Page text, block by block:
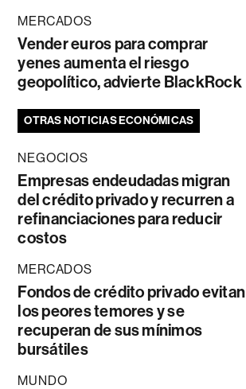
MERCADOS
Vender euros para comprar
yenes aumenta el riesgo
geopolítico, advierte BlackRock
OTRAS NOTICIAS ECONÓMICAS
NEGOCIOS
Empresas endeudadas migran
del crédito privado y recurren a
refinanciaciones para reducir
costos
MERCADOS
Fondos de crédito privado evitan
los peores temores y se
recuperan de sus mínimos
bursátiles
MUNDO